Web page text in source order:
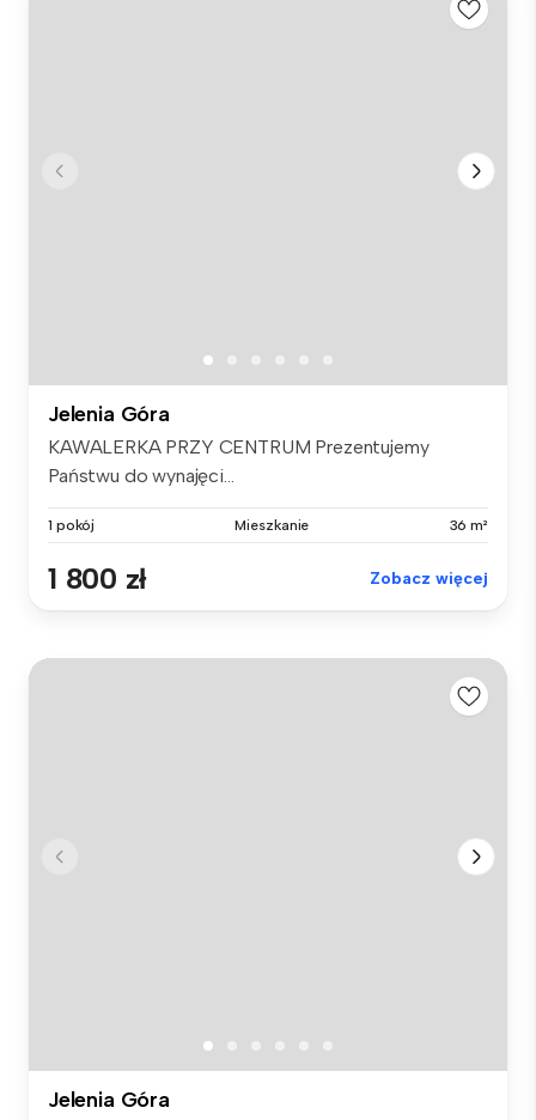
Jelenia Góra
KAWALERKA PRZY CENTRUM Prezentujemy
Państwu do wynajęci...
1 pokój Mieszkanie 36 m²
1 800 zł Zobacz więcej
Jelenia Góra